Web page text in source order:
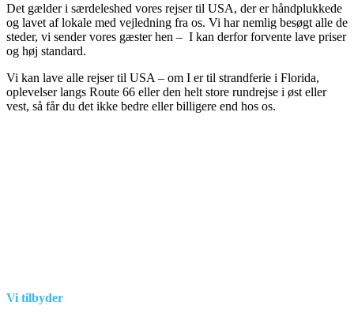
Det gælder i særdeleshed vores rejser til USA, der er håndplukkede
og lavet af lokale med vejledning fra os. Vi har nemlig besøgt alle de
steder, vi sender vores gæster hen – I kan derfor forvente lave priser
og høj standard.
Vi kan lave alle rejser til USA – om I er til strandferie i Florida,
oplevelser langs Route 66 eller den helt store rundrejse i øst eller
vest, så får du det ikke bedre eller billigere end hos os.
Vi tilbyder